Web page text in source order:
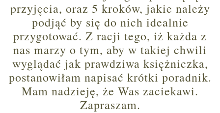
przyjęcia, oraz 5 kroków, jakie należy
podjąć by się do nich idealnie
przygotować. Z racji tego, iż każda z
nas marzy o tym, aby w takiej chwili
wyglądać jak prawdziwa księżniczka,
postanowiłam napisać krótki poradnik.
Mam nadzieję, że Was zaciekawi.
Zapraszam.